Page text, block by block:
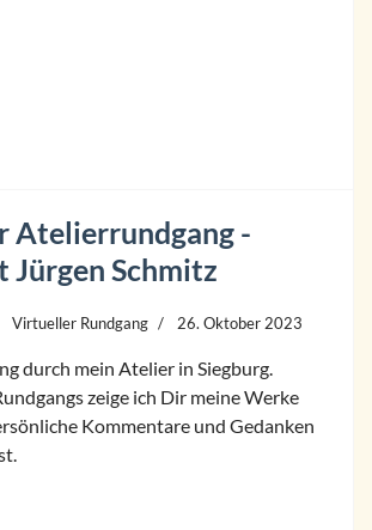
Atelierrundgang -
Jürgen Schmitz
Virtueller Rundgang 26. Oktober 2023
durch mein Atelier in Siegburg.
zeige ich Dir meine Werke
Kommentare und Gedanken